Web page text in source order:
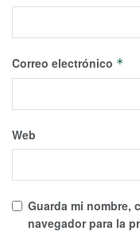
Correo electrónico *
Web
Guarda mi nombre,
navegador para la